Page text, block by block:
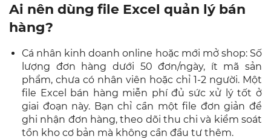
Ai nên dùng file Excel quản lý bán
hàng?
Cá nhân kinh doanh online hoặc mới mở shop: Số
lượng đơn hàng dưới 50 đơn/ngày, ít mã sản
phẩm, chưa có nhân viên hoặc chỉ 1-2 người. Một
file Excel bán hàng miễn phí đủ sức xử lý tốt ở
giai đoạn này. Bạn chỉ cần một file đơn giản để
ghi nhận đơn hàng, theo dõi thu chi và kiểm soát
tồn kho cơ bản mà không cần đầu tư thêm.